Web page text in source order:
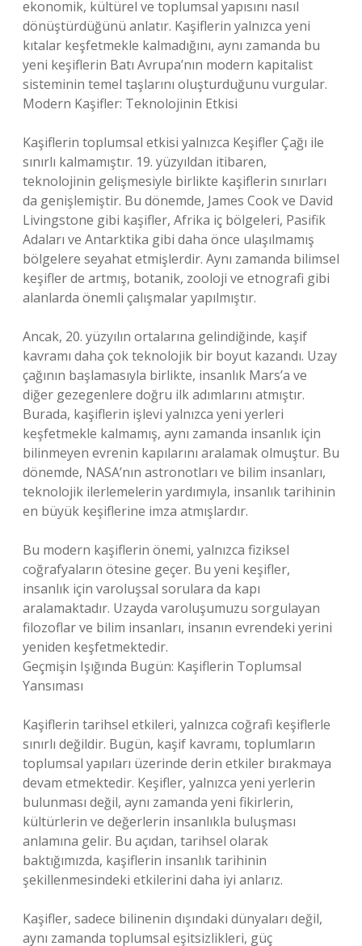
ekonomik, kültürel ve toplumsal yapısını nasıl
dönüştürdüğünü anlatır. Kaşiflerin yalnızca yeni
kıtalar keşfetmekle kalmadığını, aynı zamanda bu
yeni keşiflerin Batı Avrupa’nın modern kapitalist
sisteminin temel taşlarını oluşturduğunu vurgular.
Modern Kaşifler: Teknolojinin Etkisi
Kaşiflerin toplumsal etkisi yalnızca Keşifler Çağı ile
sınırlı kalmamıştır. 19. yüzyıldan itibaren,
teknolojinin gelişmesiyle birlikte kaşiflerin sınırları
da genişlemiştir. Bu dönemde, James Cook ve David
Livingstone gibi kaşifler, Afrika iç bölgeleri, Pasifik
Adaları ve Antarktika gibi daha önce ulaşılmamış
bölgelere seyahat etmişlerdir. Aynı zamanda bilimsel
keşifler de artmış, botanik, zooloji ve etnografi gibi
alanlarda önemli çalışmalar yapılmıştır.
Ancak, 20. yüzyılın ortalarına gelindiğinde, kaşif
kavramı daha çok teknolojik bir boyut kazandı. Uzay
çağının başlamasıyla birlikte, insanlık Mars’a ve
diğer gezegenlere doğru ilk adımlarını atmıştır.
Burada, kaşiflerin işlevi yalnızca yeni yerleri
keşfetmekle kalmamış, aynı zamanda insanlık için
bilinmeyen evrenin kapılarını aralamak olmuştur. Bu
dönemde, NASA’nın astronotları ve bilim insanları,
teknolojik ilerlemelerin yardımıyla, insanlık tarihinin
en büyük keşiflerine imza atmışlardır.
Bu modern kaşiflerin önemi, yalnızca fiziksel
coğrafyaların ötesine geçer. Bu yeni keşifler,
insanlık için varoluşsal sorulara da kapı
aralamaktadır. Uzayda varoluşumuzu sorgulayan
filozoflar ve bilim insanları, insanın evrendeki yerini
yeniden keşfetmektedir.
Geçmişin Işığında Bugün: Kaşiflerin Toplumsal
Yansıması
Kaşiflerin tarihsel etkileri, yalnızca coğrafi keşiflerle
sınırlı değildir. Bugün, kaşif kavramı, toplumların
toplumsal yapıları üzerinde derin etkiler bırakmaya
devam etmektedir. Keşifler, yalnızca yeni yerlerin
bulunması değil, aynı zamanda yeni fikirlerin,
kültürlerin ve değerlerin insanlıkla buluşması
anlamına gelir. Bu açıdan, tarihsel olarak
baktığımızda, kaşiflerin insanlık tarihinin
şekillenmesindeki etkilerini daha iyi anlarız.
Kaşifler, sadece bilinenin dışındaki dünyaları değil,
aynı zamanda toplumsal eşitsizlikleri, güç